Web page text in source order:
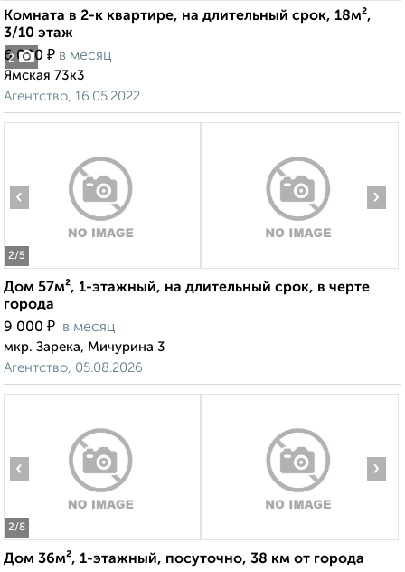
2
Комната в 2-к квартире, на длительный срок, 18м²,
3/10 этаж
6 000 ₽ в месяц
Ямская 73к3
Агентство, 16.05.2022
2/5
‹ ›
Дом 57м², 1-этажный, на длительный срок, в черте
города
9 000 ₽ в месяц
мкр. Зарека, Мичурина 3
Агентство, 05.08.2026
2/8
‹ ›
Дом 36м², 1-этажный, посуточно, 38 км от города